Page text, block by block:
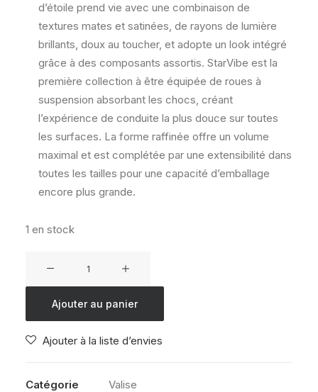
d’étoile prend vie avec une combinaison de
textures mates et satinées, de rayons de lumière
brillants, doux au toucher, et adopte un look intégré
grâce à des composants assortis. StarVibe est la
première collection à être équipée de roues à
suspension absorbant les chocs, créant
l’expérience de conduite la plus douce sur toutes
les surfaces. La forme raffinée offre un volume
maximal et est complétée par une extensibilité dans
toutes les tailles pour une capacité d’emballage
encore plus grande.
1 en stock
American
Starvibe
Sun
Ajouter au panier
Ajouter à la liste d’envies
Catégorie Valise